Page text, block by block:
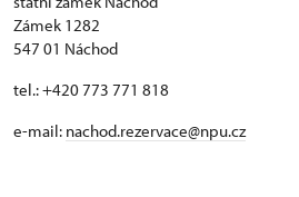
Zámek 1282
547 01 Náchod
tel.: +420 773 771 818
e-mail: nachod.rezervace@npu.cz